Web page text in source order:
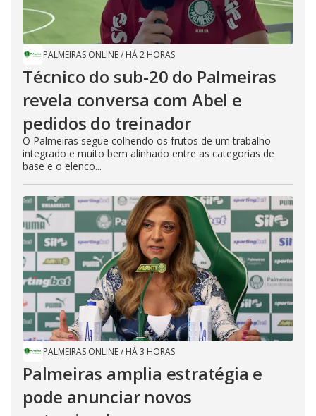
PALMEIRAS ONLINE/ HÁ 2 HORAS
Técnico do sub-20 do Palmeiras
revela conversa com Abel e
pedidos do treinador
O Palmeiras segue colhendo os frutos de um trabalho
integrado e muito bem alinhado entre as categorias de
base e o elenco...
PALMEIRAS ONLINE/ HÁ 3 HORAS
Palmeiras amplia estratégia e
pode anunciar novos